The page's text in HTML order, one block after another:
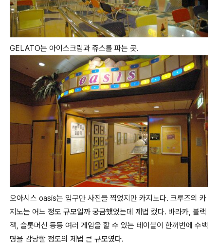
GELATO는 아이스크림과 쥬스를 파는 곳.
오아시스 oasis는 입구만 사진을 찍었지만 카지노다. 크루즈의 카
지노는 어느 정도 규모일까 궁금했었는데 제법 컸다. 바라카, 블랙
잭, 슬롯머신 등등 여러 게임을 할 수 있는 테이블이 한꺼번에 수백
명을 감당할 정도의 제법 큰 규모였다.